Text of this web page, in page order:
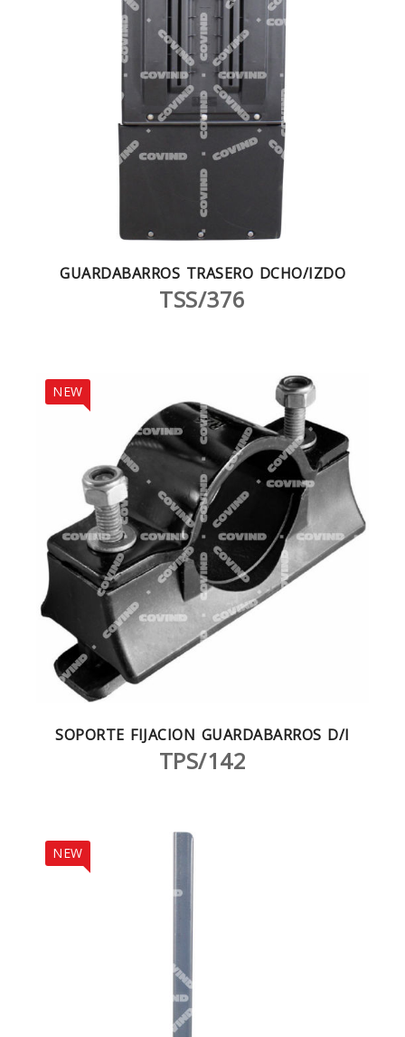
GUARDABARROS TRASERO DCHO/IZDO
TSS/376
NEW
SOPORTE FIJACION GUARDABARROS D/I
TPS/142
NEW